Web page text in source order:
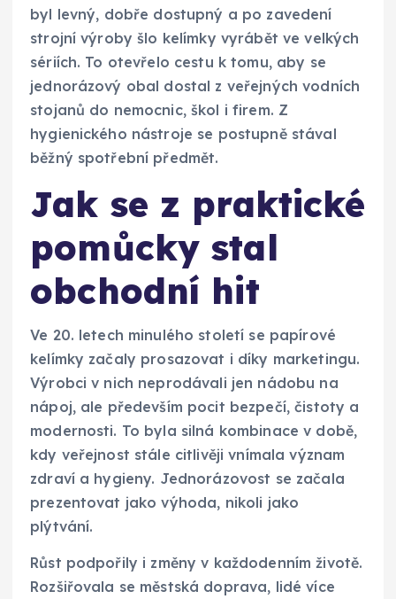
byl levný, dobře dostupný a po zavedení
strojní výroby šlo kelímky vyrábět ve velkých
sériích. To otevřelo cestu k tomu, aby se
jednorázový obal dostal z veřejných vodních
stojanů do nemocnic, škol i firem. Z
hygienického nástroje se postupně stával
běžný spotřební předmět.
Jak se z praktické
pomůcky stal
obchodní hit
Ve 20. letech minulého století se papírové
kelímky začaly prosazovat i díky marketingu.
Výrobci v nich neprodávali jen nádobu na
nápoj, ale především pocit bezpečí, čistoty a
modernosti. To byla silná kombinace v době,
kdy veřejnost stále citlivěji vnímala význam
zdraví a hygieny. Jednorázovost se začala
prezentovat jako výhoda, nikoli jako
plýtvání.
Růst podpořily i změny v každodenním životě.
Rozšiřovala se městská doprava, lidé více